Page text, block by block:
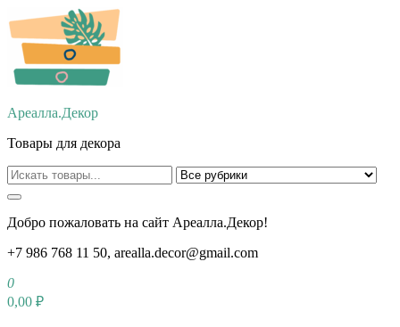
Перейти
к
содержимому
Ареалла.Декор
Товары для декора
Добро пожаловать на сайт Ареалла.Декор!
+7 986 768 11 50, arealla.decor@gmail.com
0
0,00 ₽